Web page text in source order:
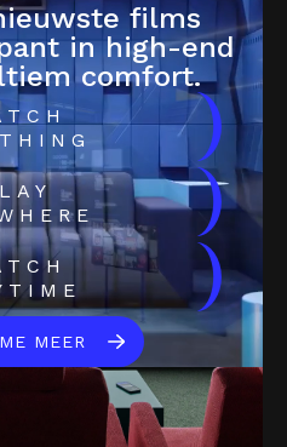
films
in high-end
comfort.
)
)
)
MEER